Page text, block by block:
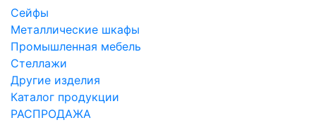
Сейфы
Металлические шкафы
Промышленная мебель
Стеллажи
Другие изделия
Каталог продукции
РАСПРОДАЖА